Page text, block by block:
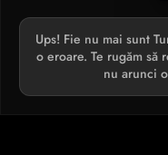
Ups! Fie nu mai sunt
o eroare. Te rugăm să
nu arunci